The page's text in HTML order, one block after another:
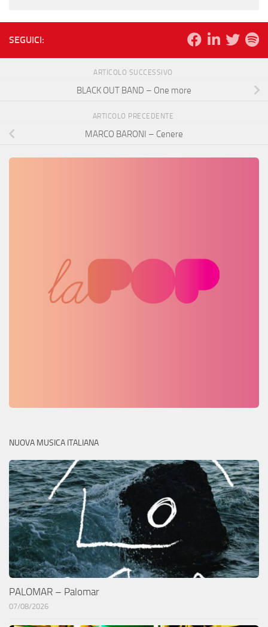
SEGUICI:
ARTICOLO SUCCESSIVO
BLACK OUT BAND – One more
ARTICOLO PRECEDENTE
MARCO BARONI – Cenere
NUOVA MUSICA ITALIANA
PALOMAR – Palomar
07/08/2026